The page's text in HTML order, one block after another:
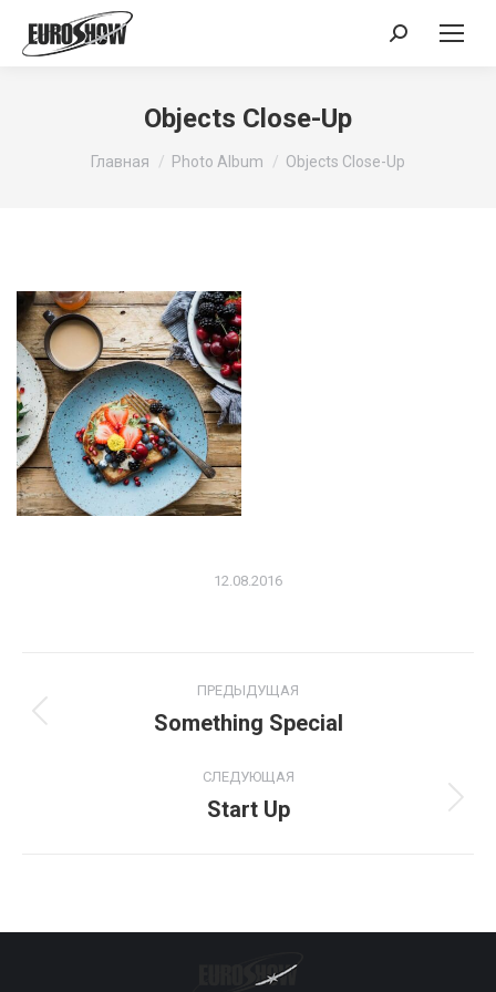
Поиск:
Objects Close-Up
Вы здесь:
Главная Photo Album Objects Close-Up
12.08.2016
Навигация
по
ПРЕДЫДУЩАЯ
Предыдущий
Something Special
СЛЕДУЮЩАЯ
Следующий
Start Up